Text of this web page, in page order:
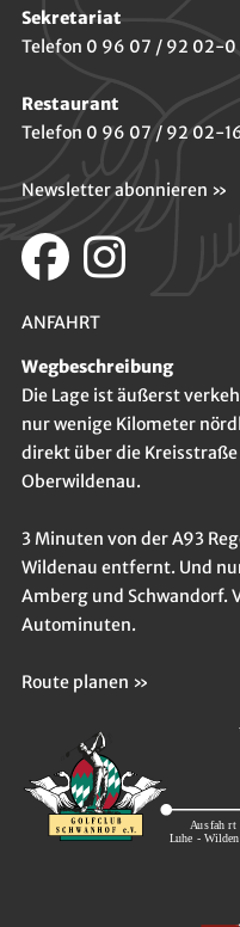
Sekretariat
Telefon 0 96 07 / 92 02-0
Restaurant
Telefon 0 96 07 / 92 02-
Newsletter abonnieren »
ANFAHRT
Wegbeschreibung
Die Lage ist äußerst
nur wenige Kilometer
direkt über die
Oberwildenau.
3 Minuten von der A93
Wildenau entfernt. Und
Amberg und Schwandorf.
Autominuten.
Route planen »